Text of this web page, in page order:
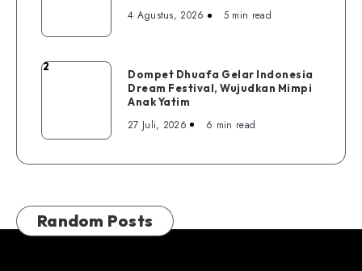
Food
4 Agustus, 2026 5 min read
Dompet
Festival,
Anak
Yatim
2
Dompet Dhuafa Gelar Indonesia
Dream Festival, Wujudkan Mimpi
Anak Yatim
27 Juli, 2026 6 min read
Random Posts